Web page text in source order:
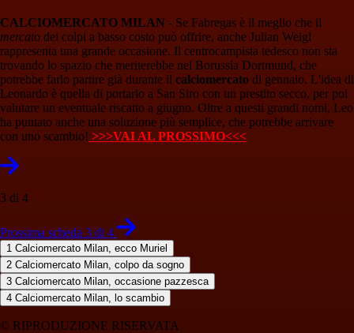
CALCIOMERCATO MILAN - Se Fabregas è il meglio che il
mercato dei colpi a basso costo può offrire, anche Julian Weigl
rappresenta una grande occasione. Il centrocampista tedesco non sta
trovando lo spazio che meriterebbe nel Borussia Dortmund, che
potrebbe farlo partire già durante il calciomercato di gennaio. L'idea di
Leonardo è quella di portarlo a San Siro con un prestito secco, per poi
valutare un eventuale riscatto a giugno. Oltre a questi grandi nomi, Leo
ha puntato anche una soluzione più semplice, che potrebbe arrivare
con uno scambio! >>>VAI AL PROSSIMO<<<
3 di 4
Prossima scheda 3 di 4
1 Calciomercato Milan, ecco Muriel
2 Calciomercato Milan, colpo da sogno
3 Calciomercato Milan, occasione pazzesca
4 Calciomercato Milan, lo scambio
© RIPRODUZIONE RISERVATA